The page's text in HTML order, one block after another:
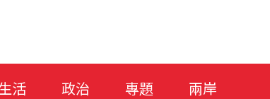
活 政治 專題 兩岸